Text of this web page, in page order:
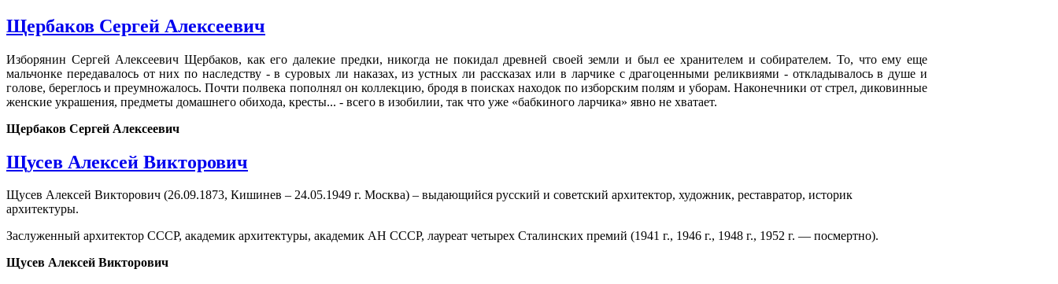
Щербаков Сергей Алексеевич
Изборянин Сергей Алексеевич Щербаков, как его далекие предки, никогда не покидал древней своей земли и был ее хранителем и собирателем. То, что ему еще
мальчонке передавалось от них по наследству - в суровых ли наказах, из устных ли рассказах или в ларчике с драгоценными реликвиями - откладывалось в душе и
голове, береглось и преумножалось. Почти полвека пополнял он коллекцию, бродя в поисках находок по изборским полям и уборам. Наконечники от стрел, диковинные
женские украшения, предметы домашнего обихода, кресты... - всего в изобилии, так что уже «бабкиного ларчика» явно не хватает.
Щербаков Сергей Алексеевич
Щусев Алексей Викторович
Щусев Алексей Викторович (26.09.1873, Кишинев – 24.05.1949 г. Москва) – выдающийся русский и советский архитектор, художник, реставратор, историк
архитектуры.
Заслуженный архитектор СССР, академик архитектуры, академик АН СССР, лауреат четырех Сталинских премий (1941 г., 1946 г., 1948 г., 1952 г. — посмертно).
Щусев Алексей Викторович